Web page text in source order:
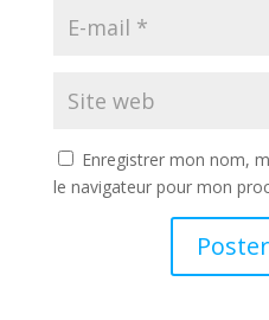
Enregistrer mon nom,
le navigateur pour mon